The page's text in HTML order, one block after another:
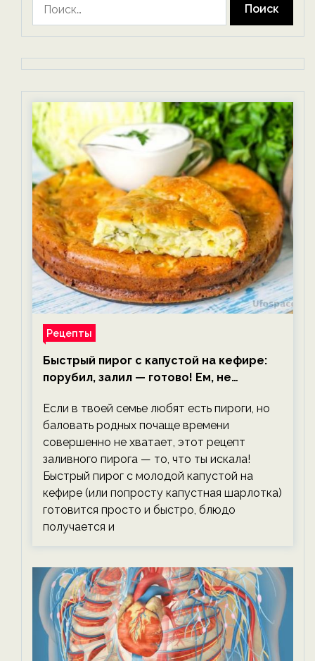
Рецепты
Быстрый пирог с капустой на кефире:
порубил, залил — готово! Ем, не
Если в твоей семье любят есть пироги, но
баловать родных почаще времени
совершенно не хватает, этот рецепт
заливного пирога — то, что ты искала!
Быстрый пирог с молодой капустой на
кефире (или попросту капустная шарлотка)
готовится просто и быстро, блюдо
получается и